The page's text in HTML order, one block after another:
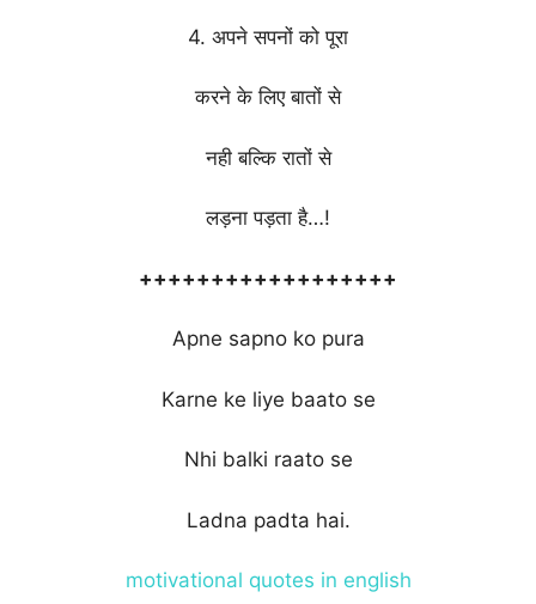
4. अपने सपनों को पूरा
करने के लिए बातों से
नही बल्कि रातों से
लड़ना पड़ता है…!
++++++++++++++++++
Apne sapno ko pura
Karne ke liye baato se
Nhi balki raato se
Ladna padta hai.
motivational quotes in english